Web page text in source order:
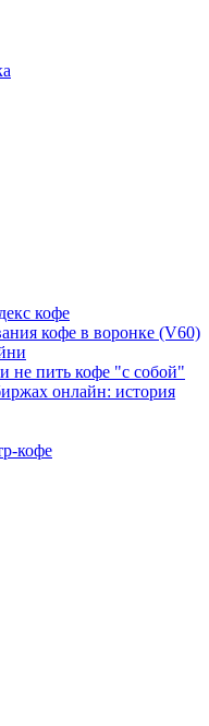
кофе
кофе в воронке (V60)
не пить кофе "с собой"
онлайн: история
кофе